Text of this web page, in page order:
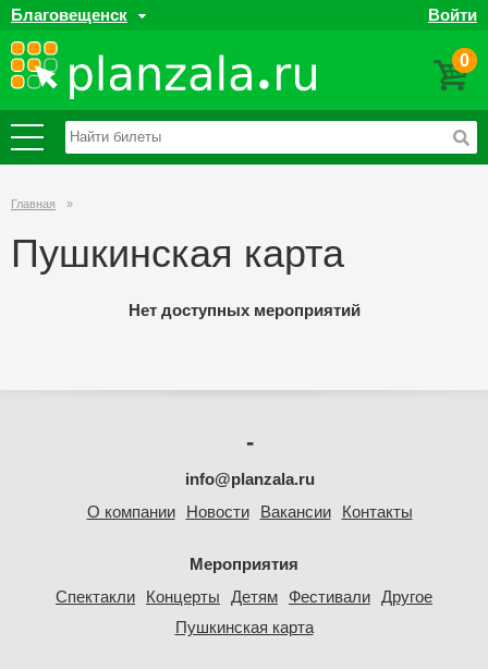
Благовещенск Войти
0
Главная »
Пушкинская карта
Нет доступных мероприятий
Мероприятия
Спектакли
Концерты Детям Фестивали Другое
Пушкинская карта
-
info@planzala.ru
О компании
Новости Вакансии Контакты